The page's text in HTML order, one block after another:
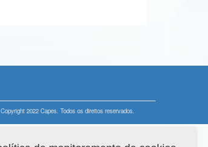
Copyright 2022 Capes. Todos os direitos reservados.